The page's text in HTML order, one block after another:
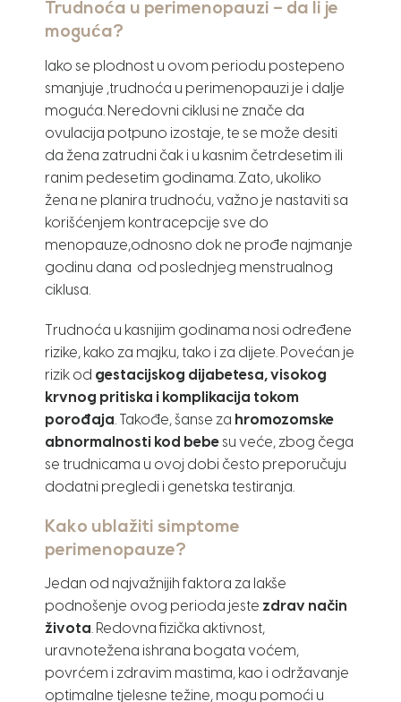
Trudnoća u perimenopauzi – da li je
moguća?
Iako se plodnost u ovom periodu postepeno
smanjuje ,trudnoća u perimenopauzi je i dalje
moguća. Neredovni ciklusi ne znače da
ovulacija potpuno izostaje, te se može desiti
da žena zatrudni čak i u kasnim četrdesetim ili
ranim pedesetim godinama. Zato, ukoliko
žena ne planira trudnoću, važno je nastaviti sa
korišćenjem kontracepcije sve do
menopauze,odnosno dok ne prođe najmanje
godinu dana od poslednjeg menstrualnog
ciklusa.
Trudnoća u kasnijim godinama nosi određene
rizike, kako za majku, tako i za dijete. Povećan je
rizik od gestacijskog dijabetesa, visokog
krvnog pritiska i komplikacija tokom
porođaja. Takođe, šanse za hromozomske
abnormalnosti kod bebesu veće, zbog čega
se trudnicama u ovoj dobi često preporučuju
dodatni pregledi i genetska testiranja.
Kako ublažiti simptome
perimenopauze?
Jedan od najvažnijih faktora za lakše
podnošenje ovog perioda jeste zdrav način
života. Redovna fizička aktivnost,
uravnotežena ishrana bogata voćem,
povrćem i zdravim mastima, kao i održavanje
optimalne tjelesne težine, mogu pomoći u